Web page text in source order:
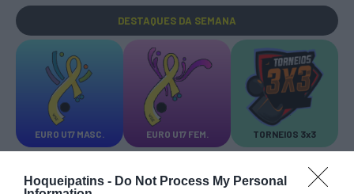
Hoqueipatins - Do Not Process My Personal
DESTAQUES DA SEMANA
EURO U17 MASC. EURO U17 FEM. TORNEIOS 3x3